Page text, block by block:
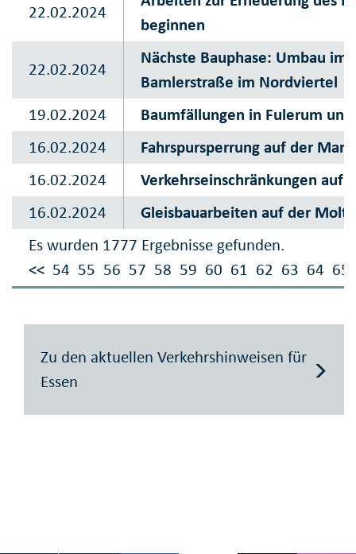
Es wurden 1777 Ergebnisse gefunden.
<< 54 55 56 57 58 59 60 61 62 63 64 65
22.02.2024
beginnen
22.02.2024
Nächste Bauphase: Umbau
Bamlerstraße im Nordviertel
19.02.2024
Baumfällungen in Fulerum
16.02.2024
Fahrspursperrung auf der
16.02.2024
Verkehrseinschränkungen auf
16.02.2024
Gleisbauarbeiten auf der
Zu den aktuellen Verkehrshinweisen für
Essen